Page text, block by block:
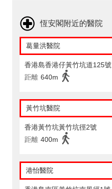
恆安閣附近的醫院
葛量洪醫院
香港島香港仔黃竹坑道125號
距離 640m
黃竹坑醫院
香港黃竹坑黃竹坑徑2號
距離 400m
港怡醫院